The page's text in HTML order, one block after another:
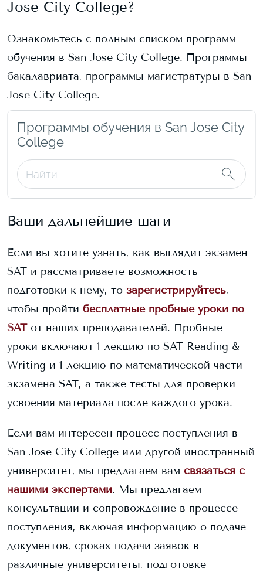
Jose City College?
Ознакомьтесь с полным списком программ
обучения в San Jose City College. Программы
бакалавриата, программы магистратуры в San
Jose City College.
Программы обучения в San Jose City
College
Ваши дальнейшие шаги
Если вы хотите узнать, как выглядит экзамен
SAT и рассматриваете возможность
подготовки к нему, то зарегистрируйтесь,
чтобы пройти бесплатные пробные уроки по
SAT от наших преподавателей. Пробные
уроки включают 1 лекцию по SAT Reading &
Writing и 1 лекцию по математической части
экзамена SAT, а также тесты для проверки
усвоения материала после каждого урока.
Если вам интересен процесс поступления в
San Jose City College или другой иностранный
университет, мы предлагаем вам связаться с
нашими экспертами. Мы предлагаем
консультации и сопровождение в процессе
поступления, включая информацию о подаче
документов, сроках подачи заявок в
различные университеты, подготовке